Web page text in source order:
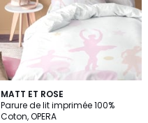
MATT ET ROSE
Parure de lit imprimée 100%
Coton, OPERA
5
/
5